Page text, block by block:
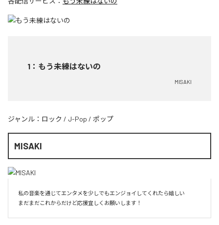
1 ： もう未練はないの
MISAKI
ジャンル： ロック / J-Pop / ポップ
MISAKI
私の音楽を通じてエンタメを少しでもエンジョイしてくれたら嬉しい
まだまだこれからだけど応援宜しくお願いします！